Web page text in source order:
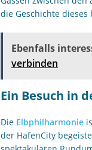
die Geschichte dieses
Ebenfalls
verbinden
Ein Besuch in
Die Elbphilharmonie
der HafenCity